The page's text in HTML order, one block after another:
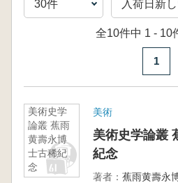
全10件中 1 - 10
1
美術史学
論叢 蕉雨
黄壽永博
士古稀紀
念
美術
美術史学論叢
紀念
著者：